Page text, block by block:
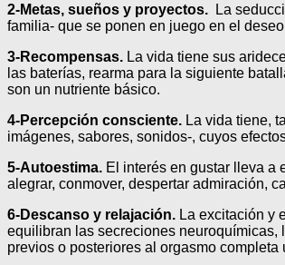
2-Metas, sueños y proyectos.
La
familia- que se ponen en juego en el
3-Recompensas. La vida tiene sus
las baterías, rearma para la siguiente
son un nutriente básico.
4-Percepción consciente. La vida tiene,
imágenes, sabores, sonidos-, cuyos
5-Autoestima. El interés en gustar lleva a
alegrar, conmover, despertar admiración,
6-Descanso y relajación. La excitación y
equilibran las secreciones neuroquímicas,
previos o posteriores al orgasmo